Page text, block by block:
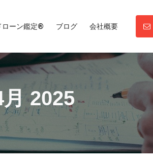
ローン鑑定® ブログ 会社概要
2025